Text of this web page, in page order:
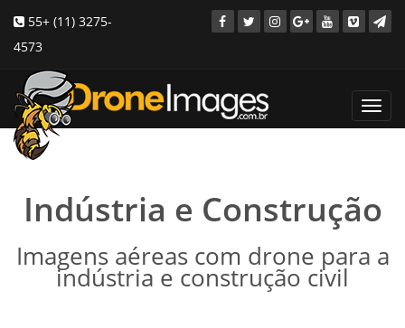
55+ (11) 3275-
4573
Indústria e Construção
Imagens aéreas com drone para a
indústria e construção civil